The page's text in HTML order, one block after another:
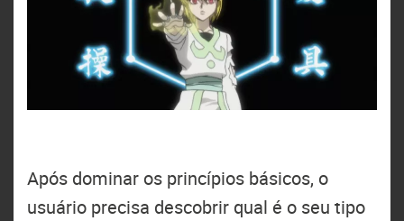
Após dominar os princípios básicos, o
usuário precisa descobrir qual é o seu tipo